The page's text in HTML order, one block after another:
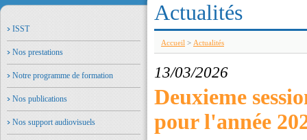
ISST
Nos prestations
Notre programme de formation
Nos publications
Nos support audiovisuels
Actualités
Accueil > Actualités
13/03/2026
Deuxieme
pour l'année